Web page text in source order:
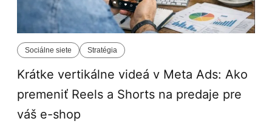
Sociálne siete Stratégia
Krátke vertikálne videá v Meta Ads: Ako
premeniť Reels a Shorts na predaje pre
váš e-shop